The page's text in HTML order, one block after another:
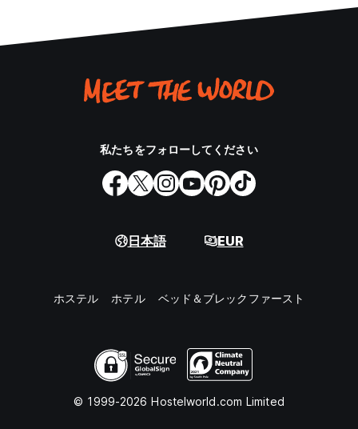
私たちをフォローしてください
日本語 EUR
ホステル ホテル ベッド＆ブレックファースト
© 1999-2026 Hostelworld.com Limited